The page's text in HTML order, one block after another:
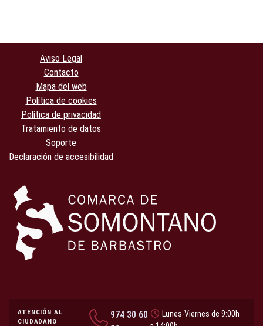
Aviso Legal
Contacto
Mapa del web
Política de cookies
Política de privacidad
Tratamiento de datos
Soporte
Declaración de accesibilidad
ATENCIÓN AL
CIUDADANO
974 30 60
Lunes-Viernes de 9:00h